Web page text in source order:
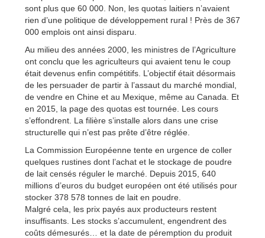
sont plus que 60 000. Non, les quotas laitiers n’avaient
rien d’une politique de développement rural ! Près de 367
000 emplois ont ainsi disparu.
Au milieu des années 2000, les ministres de l’Agriculture
ont conclu que les agriculteurs qui avaient tenu le coup
était devenus enfin compétitifs. L’objectif était désormais
de les persuader de partir à l’assaut du marché mondial,
de vendre en Chine et au Mexique, même au Canada. Et
en 2015, la page des quotas est tournée. Les cours
s’effondrent. La filière s’installe alors dans une crise
structurelle qui n’est pas prête d’être réglée.
La Commission Européenne tente en urgence de coller
quelques rustines dont l’achat et le stockage de poudre
de lait censés réguler le marché. Depuis 2015, 640
millions d’euros du budget européen ont été utilisés pour
stocker 378 578 tonnes de lait en poudre.
Malgré cela, les prix payés aux producteurs restent
insuffisants. Les stocks s’accumulent, engendrent des
coûts démesurés… et la date de péremption du produit